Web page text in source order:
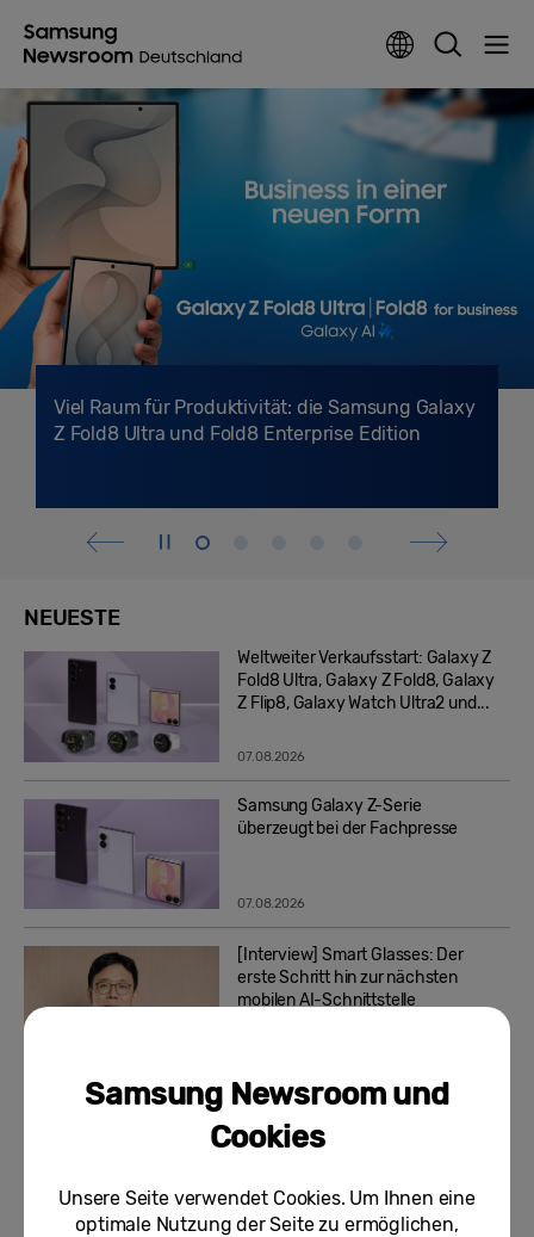
Viel Raum für Produktivität: die Samsung Galaxy
Z Fold8 Ultra und Fold8 Enterprise Edition
NEUESTE
Weltweiter Verkaufsstart: Galaxy Z
Fold8 Ultra, Galaxy Z Fold8, Galaxy
Z Flip8, Galaxy Watch Ultra2 und...
07.08.2026
Samsung Galaxy Z-Serie
überzeugt bei der Fachpresse
07.08.2026
[Interview] Smart Glasses: Der
erste Schritt hin zur nächsten
mobilen AI-Schnittstelle
Letzte Chance: Heute noch neues
Foldable der Galaxy Z-Serie
sichern und von exklusiven...
06.08.2026
Samsung Newsroom und
Cookies
Unsere Seite verwendet Cookies. Um Ihnen eine
optimale Nutzung der Seite zu ermöglichen,